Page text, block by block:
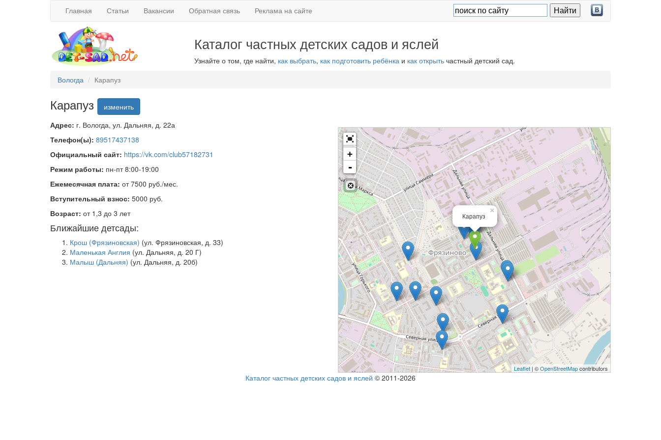
Главная Статьи Вакансии Обратная связь Реклама на сайте
Каталог частных детских садов и яслей
Узнайте о том, где найти, как выбрать, как подготовить ребёнкаи как открытьчастный детский сад.
Вологда
Карапуз
Карапуз
изменить
Адрес: г. Вологда, ул. Дальняя, д. 22а
Телефон(ы): 89517437138
Официальный сайт: https://vk.com/club57182731
Режим работы: пн-пт 8:00-19:00
Ежемесячная плата: от 7500 руб./мес.
Вступительный взнос: 5000 руб.
Возраст: от 1,3 до 3 лет
Ближайшие детсады:
Крош (Фрязиновская) (ул. Фрязиновская, д. 33)
Маленькая Англия (ул. Дальняя, д. 20 Г)
Малыш (Дальняя) (ул. Дальняя, д. 20б)
×
Карапуз
+
-
Leaflet | ©OpenStreetMapcontributors
Каталог частных детских садов и яслей © 2011-2026